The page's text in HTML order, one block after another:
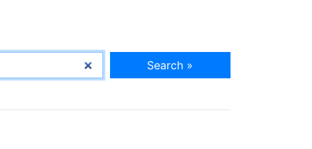
Search »